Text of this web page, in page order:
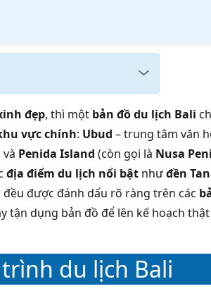
đẹp, thì một bản đồ du lịch Bali
vực chính: Ubud – trung tâm văn
và Penida Island (còn gọi là Nusa
địa điểm du lịch nổi bật nhưđền
đều được đánh dấu rõ ràng trên các
tận dụng bản đồ để lên kế hoạch
du lịch Bali